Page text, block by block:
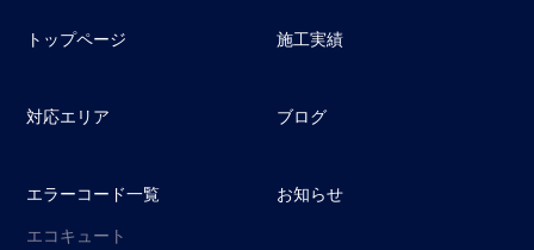
トップページ
対応エリア
エラーコード一覧
エコキュート
施工実績
ブログ
お知らせ